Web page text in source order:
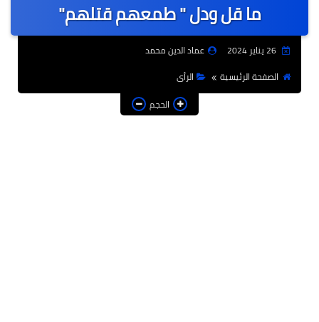
عالمى
الرياضة
فن
ما قل ودل " طمعهم قتلهم"
26 يناير 2024
عماد الدين محمد
الصفحة الرئيسية
الرأى
الحجم